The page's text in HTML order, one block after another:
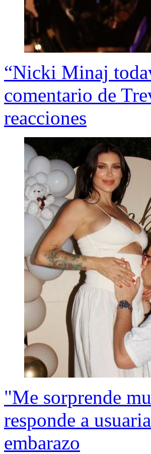
“Nicki Minaj
comentario de
reacciones
"Me sorprende
responde a
embarazo